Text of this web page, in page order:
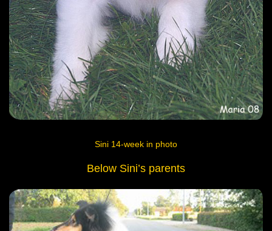
Sini 14-week in photo
Below Sini’s parents